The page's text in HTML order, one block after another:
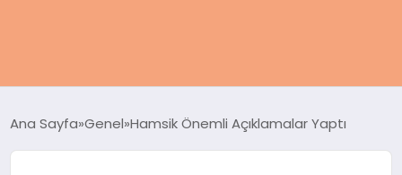
KADIN
Ana Sayfa Genel Hamsik Önemli Açıklamalar Yaptı